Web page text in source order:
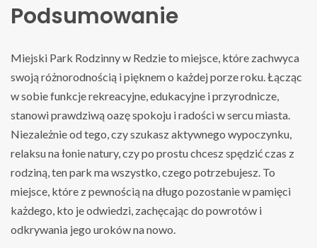
Podsumowanie
Miejski Park Rodzinny w Redzie to miejsce, które zachwyca
swoją różnorodnością i pięknem o każdej porze roku. Łącząc
w sobie funkcje rekreacyjne, edukacyjne i przyrodnicze,
stanowi prawdziwą oazę spokoju i radości w sercu miasta.
Niezależnie od tego, czy szukasz aktywnego wypoczynku,
relaksu na łonie natury, czy po prostu chcesz spędzić czas z
rodziną, ten park ma wszystko, czego potrzebujesz. To
miejsce, które z pewnością na długo pozostanie w pamięci
każdego, kto je odwiedzi, zachęcając do powrotów i
odkrywania jego uroków na nowo.